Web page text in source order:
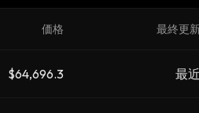
価格 最終更
$64,696.3 最近